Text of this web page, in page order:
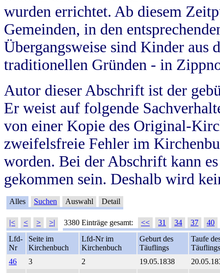
wurden errichtet. Ab diesem
Gemeinden, in den
Übergangsweise sind Kinder aus
traditionellen Gründen - in
Autor dieser Abschrift ist der
Er weist auf folgende
von einer Kopie des Original-
zweifelsfreie Fehler im
worden. Bei der Abschrift kann
gekommen sein. Deshalb wird
Alles Suchen Auswahl Detail
|< < > >| 3380 Einträge gesamt: << 31 34 37
40
Lfd-
Nr
Seite im
Kirchenbuch
Lfd-Nr im
Kirchenbuch
Geburt des
Täuflings
Taufe
Täuflings
46
3 2 19.05.1838